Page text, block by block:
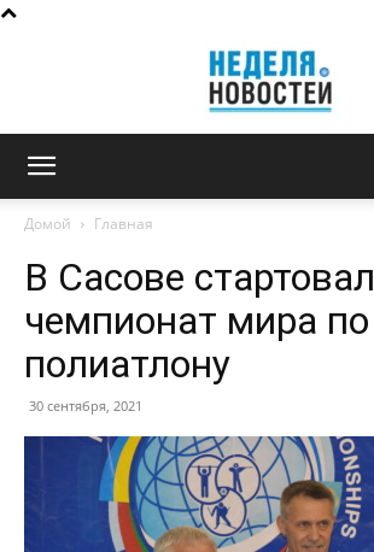
новостей
Домой Главная
В Сасове стартовал
чемпионат мира по
полиатлону
30 сентября, 2021